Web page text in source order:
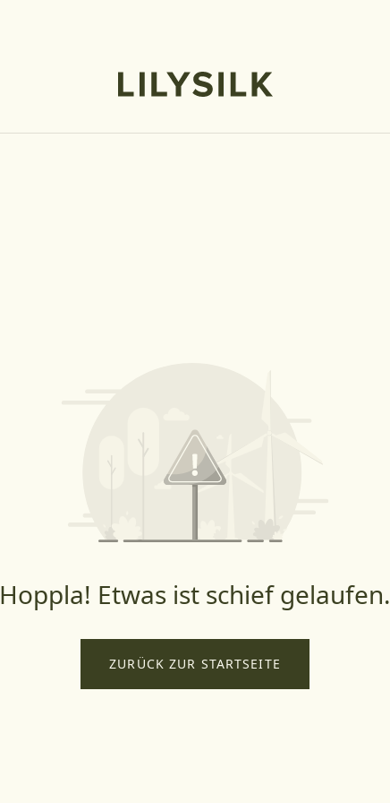
Hoppla! Etwas ist schief gelaufen.
ZURÜCK ZUR STARTSEITE